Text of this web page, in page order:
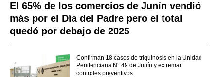
El 65% de los comercios de Junín vendió
más por el Día del Padre pero el total
quedó por debajo de 2025
Confirman 18 casos de triquinosis en la Unidad
Penitenciaria N° 49 de Junín y extreman
controles preventivos